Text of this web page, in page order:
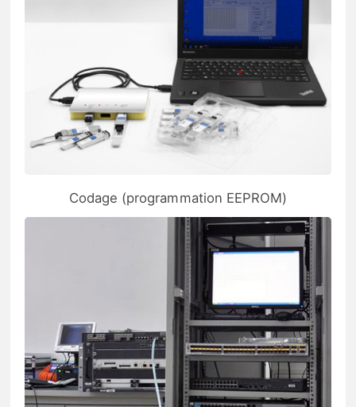
Codage (programmation EEPROM)